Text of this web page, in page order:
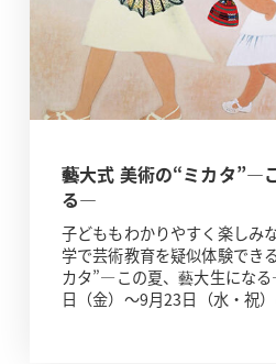
藝大式 美術の“ミカタ”―
る―
子どももわかりやすく楽しみ
学で芸術教育を疑似体験でき
カタ”―この夏、藝大生にな
日（金）～9月23日（水・祝）